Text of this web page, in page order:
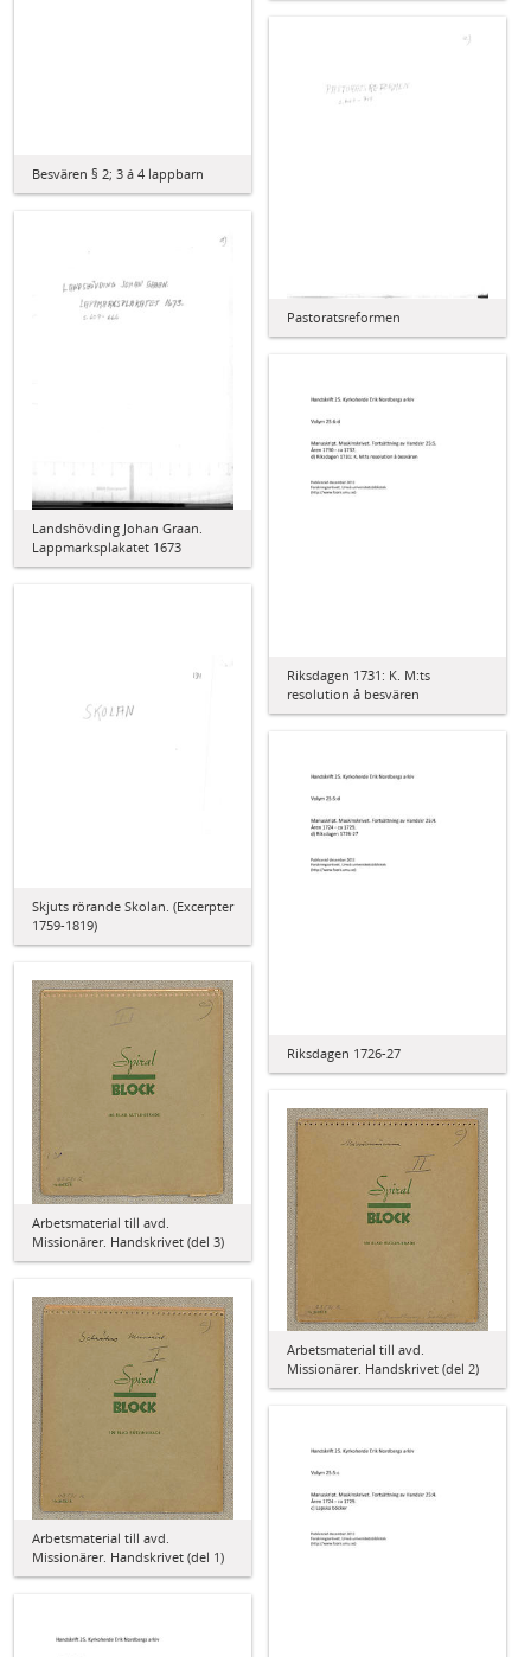
Besvären § 2; 3 á 4 lappbarn
Pastoratsreformen
Landshövding Johan Graan.
Lappmarksplakatet 1673
Riksdagen 1731: K. M:ts
resolution å besvären
Skjuts rörande Skolan. (Excerpter
1759-1819)
Riksdagen 1726-27
Arbetsmaterial till avd.
Missionärer. Handskrivet (del 3)
Arbetsmaterial till avd.
Missionärer. Handskrivet (del 2)
Arbetsmaterial till avd.
Missionärer. Handskrivet (del 1)